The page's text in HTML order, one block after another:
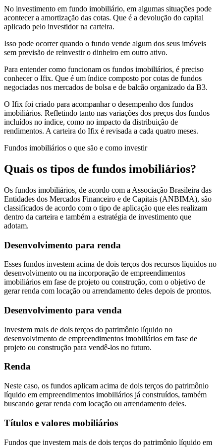
No investimento em fundo imobiliário, em algumas situações pode
acontecer a amortização das cotas. Que é a devolução do capital
aplicado pelo investidor na carteira.
Isso pode ocorrer quando o fundo vende algum dos seus imóveis
sem previsão de reinvestir o dinheiro em outro ativo.
Para entender como funcionam os fundos imobiliários, é preciso
conhecer o Ifix. Que é um índice composto por cotas de fundos
negociadas nos mercados de bolsa e de balcão organizado da B3.
O Ifix foi criado para acompanhar o desempenho dos fundos
imobiliários. Refletindo tanto nas variações dos preços dos fundos
incluídos no índice, como no impacto da distribuição de
rendimentos. A carteira do Ifix é revisada a cada quatro meses.
Fundos imobiliários o que são e como investir
Quais os tipos de fundos imobiliários?
Os fundos imobiliários, de acordo com a Associação Brasileira das
Entidades dos Mercados Financeiro e de Capitais (ANBIMA), são
classificados de acordo com o tipo de aplicação que eles realizam
dentro da carteira e também a estratégia de investimento que
adotam.
Desenvolvimento para renda
Esses fundos investem acima de dois terços dos recursos líquidos no
desenvolvimento ou na incorporação de empreendimentos
imobiliários em fase de projeto ou construção, com o objetivo de
gerar renda com locação ou arrendamento deles depois de prontos.
Desenvolvimento para venda
Investem mais de dois terços do patrimônio líquido no
desenvolvimento de empreendimentos imobiliários em fase de
projeto ou construção para vendê-los no futuro.
Renda
Neste caso, os fundos aplicam acima de dois terços do patrimônio
líquido em empreendimentos imobiliários já construídos, também
buscando gerar renda com locação ou arrendamento deles.
Títulos e valores mobiliários
Fundos que investem mais de dois terços do patrimônio líquido em